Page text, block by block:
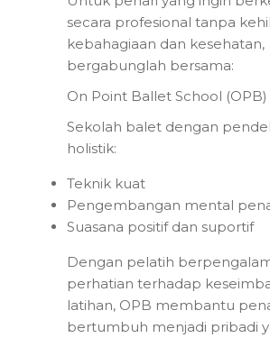
secara profesional tanpa
kebahagiaan dan kesehatan,
bergabunglah bersama:
On Point Ballet School (OPB)
Sekolah balet dengan
holistik:
Teknik kuat
Pengembangan mental
Suasana positif dan suportif
Dengan pelatih
perhatian terhadap
latihan, OPB membantu
bertumbuh menjadi pribadi